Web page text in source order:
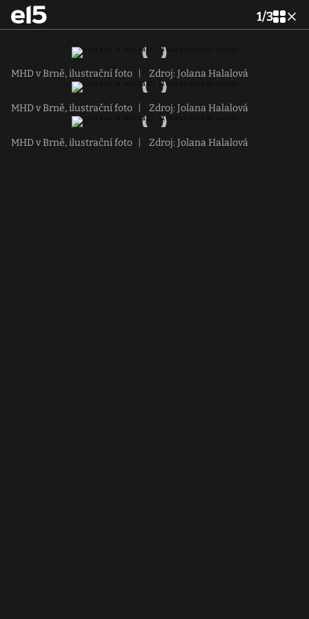
1/3
MHD v Brně, ilustrační foto Zdroj: Jolana Halalová
MHD v Brně, ilustrační foto Zdroj: Jolana Halalová
MHD v Brně, ilustrační foto Zdroj: Jolana Halalová